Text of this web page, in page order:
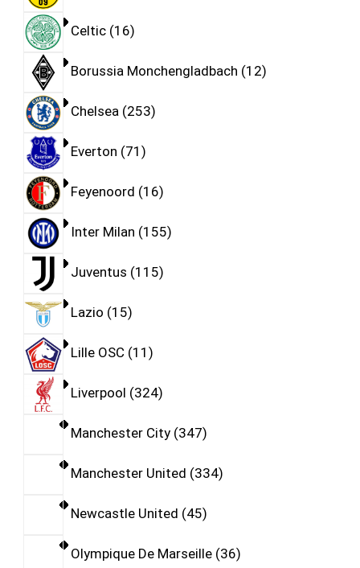
Celtic 16
Borussia Monchengladbach 12
Chelsea 253
Everton 71
Feyenoord 16
Inter Milan 155
Juventus 115
Lazio 15
Lille OSC 11
Liverpool 324
Manchester City 347
Manchester United 334
Newcastle United 45
Olympique De Marseille 36